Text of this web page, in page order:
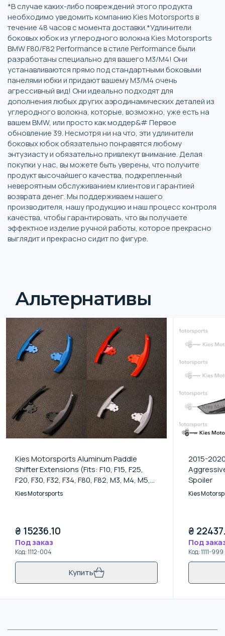
*В случае каких-либо повреждений этого продукта
необходимо уведомить компанию Kies Motorsports в
течение 48 часов с момента доставки.*Удлинители
боковых юбок из углеродного волокна Kies Motorsports
BMW F80/F82 Performance в стиле Performance были
разработаны специально для вашего M3/M4! Они
устанавливаются прямо под стандартными боковыми
панелями юбки и придают вашему M3/M4 очень
агрессивный вид! Они идеально подходят для
дополнения любых других аэродинамических деталей из
углеродного волокна, которые, возможно, уже есть на
вашем BMW, или просто как моддер&# Первое
обновление 39. Несмотря ни на что, эти удлинители
боковых юбок обязательно понравятся любому
энтузиасту и обязательно привлекут внимание. Делая
покупки у нас, вы можете быть уверены, что получите
продукт высочайшего качества, подкрепленный
невероятным обслуживанием клиентов и гарантией
возврата денег. Мы поддерживаем нашего
производителя, нашу продукцию и наш процесс контроля
качества, чтобы гарантировать, что вы получаете
эффектное изделие ручной работы, которое прекрасно
выглядит и прекрасно сидит по фигуре.
Альтернативы
Kies Motorsports Aluminum Paddle
Shifter Extensions (Fits: F10, F15, F25,
F20, F30, F32, F34, F80, F82, M3, M4, M5,
M6) - Royal Blue
Kies Motorsports
₴ 15236.10
Под заказ
Код:1112-004
Купить
2015-
Spoiler
Kies
₴
Под
Код:1111-999